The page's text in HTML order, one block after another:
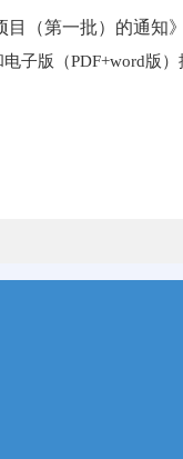
（第一批）的通知
子版（PDF+word版